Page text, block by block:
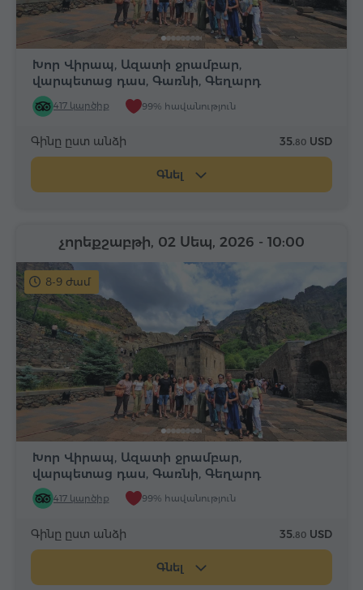
Խոր Վիրապ, Ազատի ջրամբար,
վարպետաց դաս, Գառնի, Գեղարդ
417 կարծիք 99% հավանություն
Գինը ըստ անձի 35.80 USD
Գնել
8-9 ժամ
Խոր Վիրապ, Ազատի ջրամբար,
վարպետաց դաս, Գառնի, Գեղարդ
417 կարծիք 99% հավանություն
չորեքշաբթի, 02 Սեպ, 2026 - 10:00
Գինը ըստ անձի 35.80 USD
Գնել